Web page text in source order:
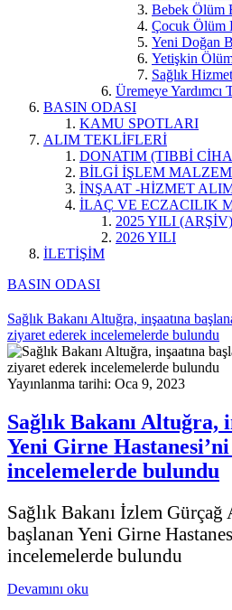
Bebek Ölüm
Çocuk Ölüm
Yeni Doğan
Yetişkin
Sağlık
Üremeye Yardımcı
BASIN ODASI
KAMU SPOTLARI
ALIM TEKLİFLERİ
DONATIM (TIBBİ
BİLGİ İŞLEM
İNŞAAT -HİZMET
İLAÇ VE ECZACILIK
2025 YILI (ARŞİV)
2026 YILI
İLETİŞİM
BASIN ODASI
Sağlık Bakanı Altuğra, inşaatına
ziyaret ederek incelemelerde bulundu
Yayınlanma tarihi: Oca 9, 2023
Sağlık Bakanı Altuğra,
Yeni Girne
incelemelerde bulundu
Sağlık Bakanı İzlem Gürçağ
başlanan Yeni Girne
incelemelerde bulundu
Devamını oku